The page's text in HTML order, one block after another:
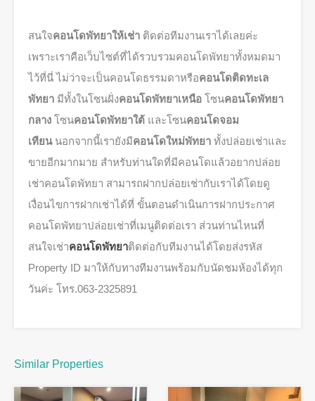
สนใจคอนโดพัทยาให้เช่า ติดต่อทีมงานเราได้เลยค่ะ
เพราะเราคือเว็บไซต์ที่ได้รวบรวมคอนโดพัทยาทั้งหมดมา
ไว้ที่นี่ ไม่ว่าจะเป็นคอนโดธรรมดาหรือคอนโดติดทะเล
พัทยา มีทั้งในโซนฝั่งคอนโดพัทยาเหนือ โซนคอนโดพัทยา
กลาง โซนคอนโดพัทยาใต้ และโซนคอนโดจอม
เทียน นอกจากนี้เรายังมีคอนโดใหม่พัทยา ทั้งปล่อยเช่าและ
ขายอีกมากมาย สำหรับท่านใดที่มีคอนโดแล้วอยากปล่อย
เช่าคอนโดพัทยา สามารถฝากปล่อยเช่ากับเราได้โดยดู
เงื่อนไขการฝากเช่าได้ที่ ขั้นตอนดำเนินการฝากประกาศ
คอนโดพัทยาปล่อยเช่าที่เมนูติดต่อเรา ส่วนท่านไหนที่
สนใจเช่าคอนโดพัทยาติดต่อกับทีมงานได้โดยส่งรหัส
Property ID มาให้กับทางทีมงานพร้อมกับนัดชมห้องได้ทุก
วันค่ะ โทร.063-2325891
Similar Properties